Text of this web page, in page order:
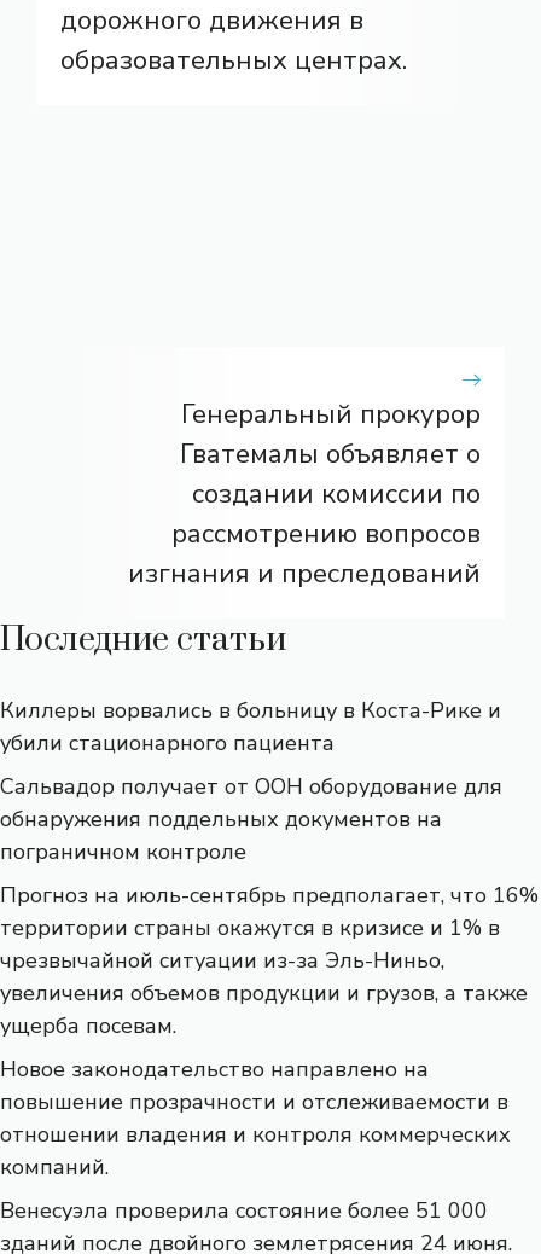
дорожного движения в
образовательных центрах.
Генеральный прокурор
Гватемалы объявляет о
создании комиссии по
рассмотрению вопросов
изгнания и преследований
Последние статьи
Киллеры ворвались в больницу в Коста-Рике и
убили стационарного пациента
Сальвадор получает от ООН оборудование для
обнаружения поддельных документов на
пограничном контроле
Прогноз на июль-сентябрь предполагает, что 16%
территории страны окажутся в кризисе и 1% в
чрезвычайной ситуации из-за Эль-Ниньо,
увеличения объемов продукции и грузов, а также
ущерба посевам.
Новое законодательство направлено на
повышение прозрачности и отслеживаемости в
отношении владения и контроля коммерческих
компаний.
Венесуэла проверила состояние более 51 000
зданий после двойного землетрясения 24 июня.